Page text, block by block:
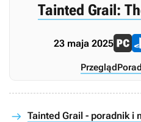
Tainted Grail:
23 maja 2025
Przegląd
Tainted Grail - poradnik i